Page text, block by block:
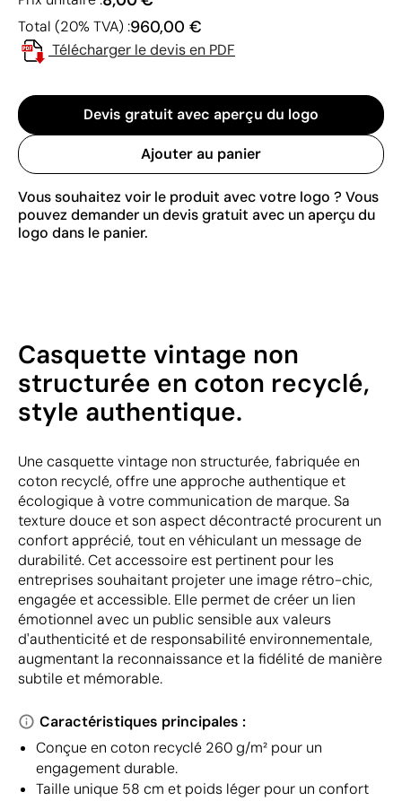
Total (20% TVA) :960,00 €
Télécharger le devis en PDF
Devis gratuit avec aperçu du logo
Ajouter au panier
Vous souhaitez voir le produit avec votre logo ? Vous
pouvez demander un devis gratuit avec un aperçu du
logo dans le panier.
Casquette vintage non
structurée en coton recyclé,
style authentique.
Une casquette vintage non structurée, fabriquée en
coton recyclé, offre une approche authentique et
écologique à votre communication de marque. Sa
texture douce et son aspect décontracté procurent un
confort apprécié, tout en véhiculant un message de
durabilité. Cet accessoire est pertinent pour les
entreprises souhaitant projeter une image rétro-chic,
engagée et accessible. Elle permet de créer un lien
émotionnel avec un public sensible aux valeurs
d'authenticité et de responsabilité environnementale,
augmentant la reconnaissance et la fidélité de manière
subtile et mémorable.
Caractéristiques principales :
Conçue en coton recyclé 260 g/m² pour un
engagement durable.
Taille unique 58 cm et poids léger pour un confort